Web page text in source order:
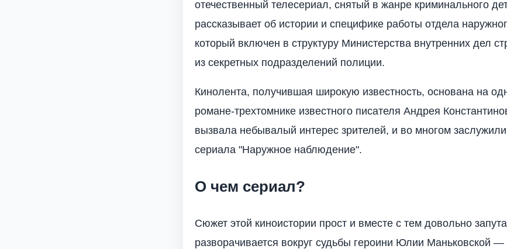
отечественный телесериал, снятый в жанре криминального
рассказывает об истории и специфике работы отдела
который включен в структуру Министерства внутренних дел
из секретных подразделений полиции.
Кинолента, получившая широкую известность, основана на
романе-трехтомнике известного писателя Андрея
вызвала небывалый интерес зрителей, и во многом
сериала "Наружное наблюдение".
О чем сериал?
Сюжет этой киноистории прост и вместе с тем довольно
разворачивается вокруг судьбы героини Юлии Маньковской —